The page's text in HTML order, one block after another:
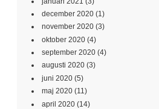
december 2020 (1)
november 2020 (3)
oktober 2020 (4)
september 2020 (4)
augusti 2020 (3)
juni 2020 (5)
maj 2020 (11)
april 2020 (14)